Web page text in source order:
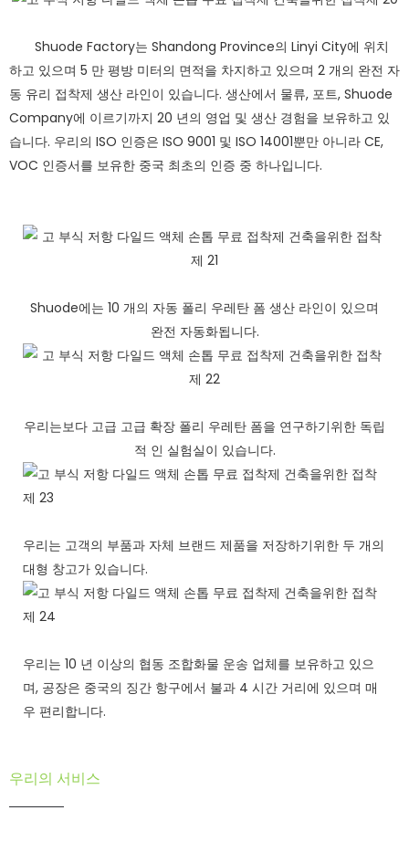
Shuode Factory는 Shandong Province의 Linyi City에 위치
하고 있으며 5 만 평방 미터의 면적을 차지하고 있으며 2 개의 완전 자
동 유리 접착제 생산 라인이 있습니다. 생산에서 물류, 포트, Shuode
Company에 이르기까지 20 년의 영업 및 생산 경험을 보유하고 있
습니다. 우리의 ISO 인증은 ISO 9001 및 ISO 14001뿐만 아니라 CE,
VOC 인증서를 보유한 중국 최초의 인증 중 하나입니다.
Shuode에는 10 개의 자동 폴리 우레탄 폼 생산 라인이 있으며
완전 자동화됩니다.
우리는보다 고급 고급 확장 폴리 우레탄 폼을 연구하기위한 독립
적 인 실험실이 있습니다.
우리는 고객의 부품과 자체 브랜드 제품을 저장하기위한 두 개의
대형 창고가 있습니다.
우리는 10 년 이상의 협동 조합화물 운송 업체를 보유하고 있으
며, 공장은 중국의 징간 항구에서 불과 4 시간 거리에 있으며 매
우 편리합니다.
우리의 서비스